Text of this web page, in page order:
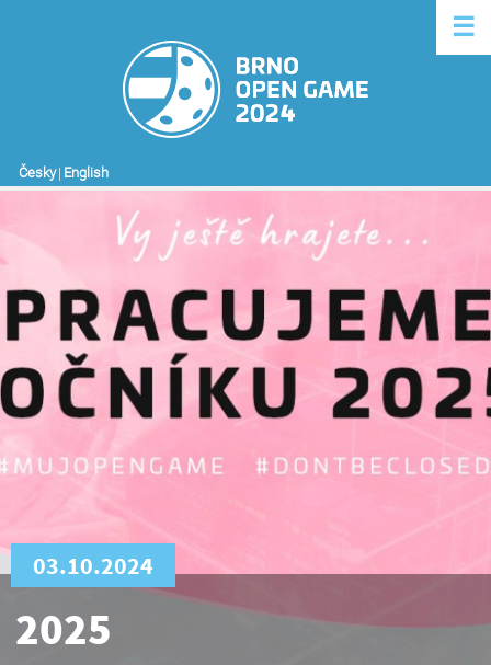
Česky| English
☰
2025
03.10.2024